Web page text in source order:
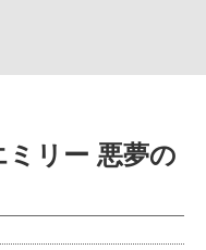
リー 悪夢の